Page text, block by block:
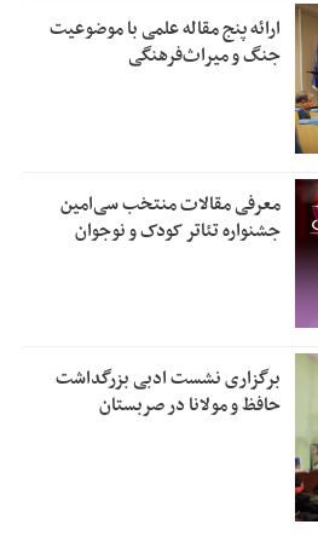
ارائه پنج مقاله علمی با موضوعیت
جنگ و میراث‌فرهنگی
معرفی مقالات منتخب سی‌امین
جشنواره تئاتر کودک و نوجوان
برگزاری نشست ادبی بزرگداشت
حافظ و مولانا در صربستان